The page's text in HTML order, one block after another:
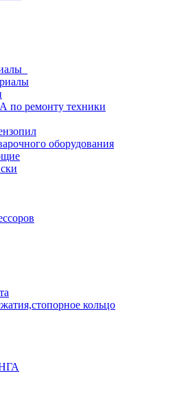
по ремонту техники
оборудования
кольцо